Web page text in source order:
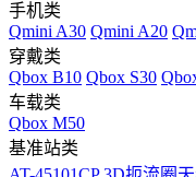
手机类
Qmini A30 Qmini A20
穿戴类
Qbox B10 Qbox S30
车载类
Qbox M50
基准站类